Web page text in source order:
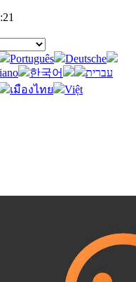
Português
Deutsche
한국어
עברית
เมืองไทย
Việt